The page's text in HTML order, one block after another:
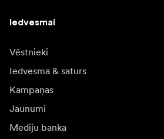
Iedvesmai
Vēstnieki
Iedvesma & saturs
Kampaņas
Jaunumi
Mediju banka